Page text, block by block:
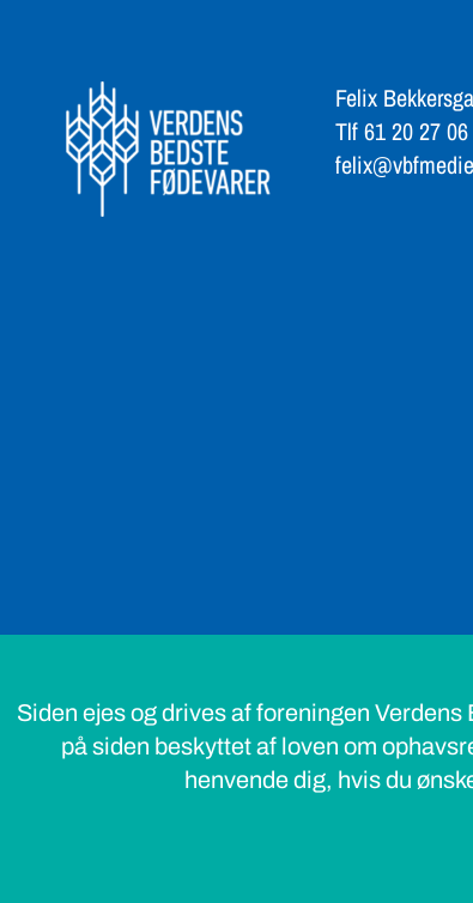
Felix
Tlf 61 20 27 06
Siden ejes og drives af foreningen
på siden beskyttet af loven om
henvende dig, hvis du